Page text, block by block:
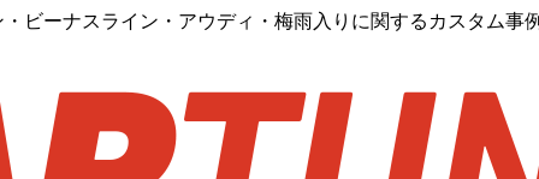
ビーナスライン・アウディ・梅雨入りに関するカスタム事